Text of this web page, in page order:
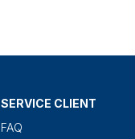
SERVICE CLIENT
FAQ